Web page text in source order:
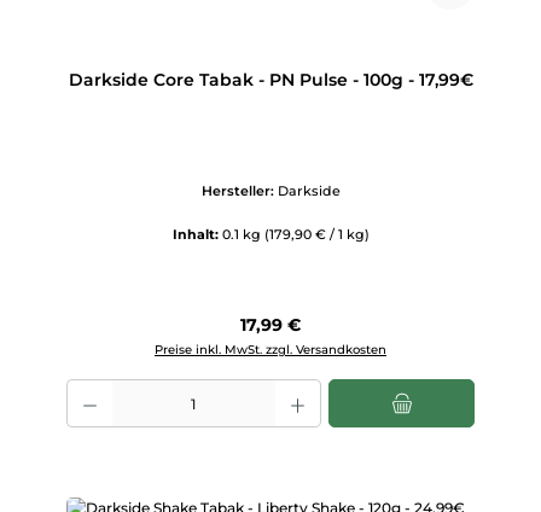
Darkside Core Tabak - PN Pulse - 100g - 17,99€
Hersteller: Darkside
Inhalt: 0.1 kg (179,90 € / 1 kg)
Regulärer Preis:
17,99 €
Preise inkl. MwSt. zzgl. Versandkosten
Produkt Anzahl: Gib den gewünschten Wert ein oder benutze die